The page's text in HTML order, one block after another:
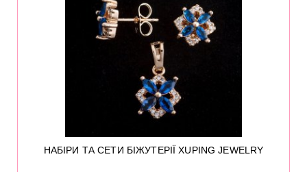
НАБІРИ ТА СЕТИ БІЖУТЕРІЇ XUPING JEWELRY